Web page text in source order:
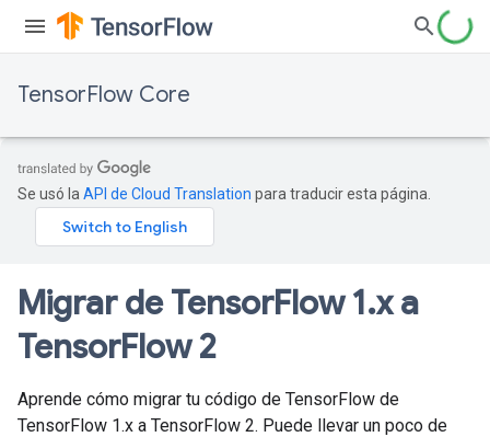
TensorFlow Core
Se usó la API de Cloud Translation para traducir esta página.
Migrar de TensorFlow 1.x a
TensorFlow 2
Aprende cómo migrar tu código de TensorFlow de
TensorFlow 1.x a TensorFlow 2. Puede llevar un poco de